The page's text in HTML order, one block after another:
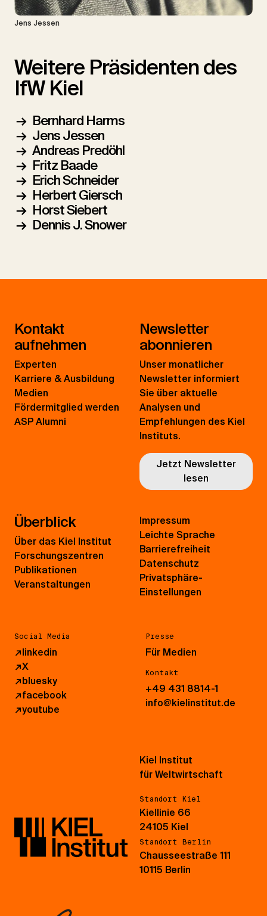
Jens Jessen
Weitere Präsidenten des
IfW Kiel
Bernhard Harms
Jens Jessen
Andreas Predöhl
Fritz Baade
Erich Schneider
Herbert Giersch
Horst Siebert
Dennis J. Snower
Kontakt
aufnehmen
Experten
Karriere & Ausbildung
Medien
Fördermitglied werden
ASP Alumni
Newsletter
abonnieren
Unser monatlicher
Newsletter informiert
Sie über aktuelle
Analysen und
Empfehlungen des Kiel
Instituts.
Jetzt Newsletter
lesen
Überblick
Über das Kiel Institut
Forschungszentren
Publikationen
Veranstaltungen
Social Media
↗linkedin
↗X
↗bluesky
↗facebook
↗youtube
Presse
Für Medien
Kontakt
+49 431 8814-1
info@kielinstitut.de
Impressum
Leichte Sprache
Barrierefreiheit
Datenschutz
Privatsphäre-
Einstellungen
Kiel Institut
für Weltwirtschaft
Standort Kiel
Kiellinie 66
24105 Kiel
Standort Berlin
Chausseestraße 111
10115 Berlin